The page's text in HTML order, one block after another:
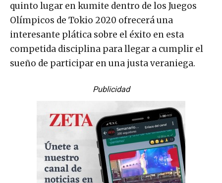
quinto lugar en kumite dentro de los Juegos
Olímpicos de Tokio 2020 ofrecerá una
interesante plática sobre el éxito en esta
competida disciplina para llegar a cumplir el
sueño de participar en una justa veraniega.
Publicidad